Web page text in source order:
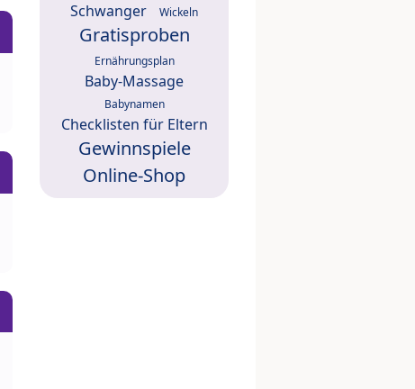
Schwanger Wickeln
Gratisproben
Ernährungsplan
Baby-Massage
Babynamen
Checklisten für Eltern
Gewinnspiele
Online-Shop